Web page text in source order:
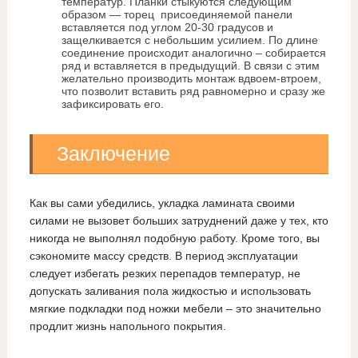
образом — торец присоединяемой панели
вставляется под углом 20-30 градусов и
защелкивается с небольшим усилием. По длине
соединение происходит аналогично – собирается
ряд и вставляется в предыдущий. В связи с этим
желательно производить монтаж вдвоем-втроем,
что позволит вставить ряд равномерно и сразу же
зафиксировать его.
Заключение
Как вы сами убедились, укладка ламината своими
силами не вызовет больших затруднений даже у тех, кто
никогда не выполнял подобную работу. Кроме того, вы
сэкономите массу средств. В период эксплуатации
следует избегать резких перепадов температур, не
допускать заливания пола жидкостью и использовать
мягкие подкладки под ножки мебели – это значительно
продлит жизнь напольного покрытия.